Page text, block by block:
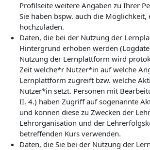
Profilseite weitere Angaben zu Ihrer
Sie haben bspw. auch die Möglichkeit,
hochzuladen.
Daten, die bei der Nutzung der
Hintergrund erhoben werden
Nutzung der Lernplattform wird
Zeit welche*r Nutzer*in auf welche
Lernplattform zugreift bzw. welche
Nutzer*in setzt. Personen mit
II. 4.) haben Zugriff auf sogenannte
und können diese zu Zwecken der
Lehrorganisation und der
betreffenden Kurs verwenden.
Daten, die Sie bei der Nutzung der